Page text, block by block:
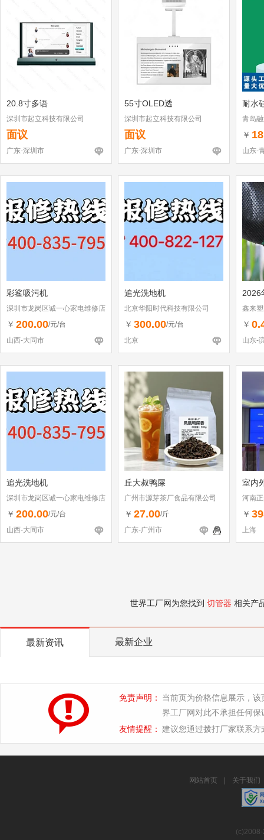
20.8寸多语
深圳市起立科技有限公司
面议
广东-深圳市
55寸OLED透
深圳市起立科技有限公司
面议
广东-深圳市
耐水
青岛
￥
山东-
彩鲨吸污机
深圳市龙岗区诚一心家电维修店
（个体工商户）
￥ 200.00/元/台
山西-大同市
追光洗地机
北京华阳时代科技有限公司
￥ 300.00/元/台
北京
2026
鑫来
￥
山东-
追光洗地机
深圳市龙岗区诚一心家电维修店
（个体工商户）
￥ 200.00/元/台
山西-大同市
丘大叔鸭屎
广州市源芽茶厂食品有限公司
￥ 27.00/斤
广东-广州市
室内
河南
￥
上海
世界工厂网为您找到 切管器 相关产
最新资讯 最新企业
免责声明：
当前页为价格信息展示，
界工厂网对此不承担任何保
友情提醒： 建议您通过拨打厂家联系
网站首页 关于我们